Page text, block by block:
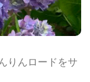
りんロードをサ